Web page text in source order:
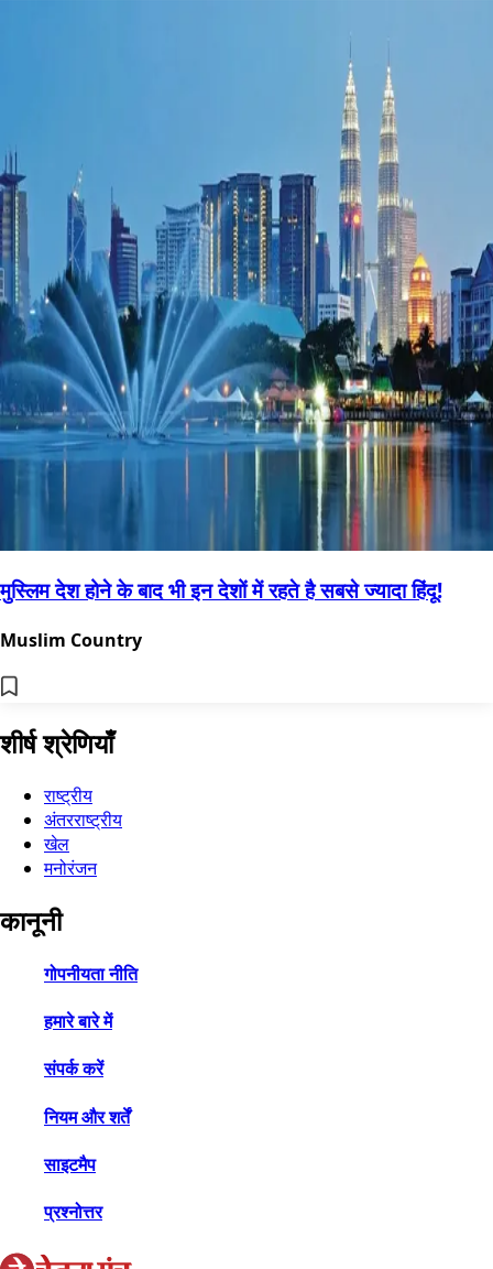
मुस्लिम देश होने के बाद भी इन देशों में रहते है सबसे ज्यादा हिंदू!
Muslim Country
शीर्ष श्रेणियाँ
राष्ट्रीय
अंतरराष्ट्रीय
खेल
मनोरंजन
कानूनी
गोपनीयता नीति
हमारे बारे में
संपर्क करें
नियम और शर्तें
साइटमैप
प्रश्नोत्तर